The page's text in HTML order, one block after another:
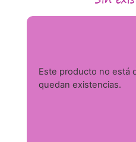
Este producto no está
quedan existencias.